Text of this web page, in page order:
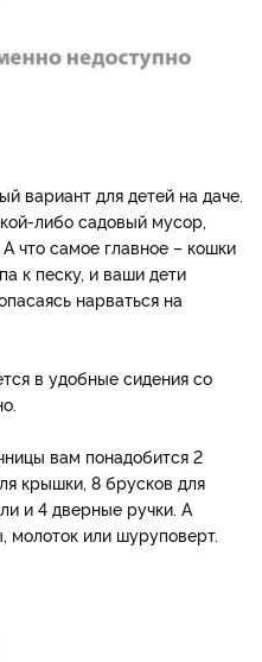
вариант для детей на даче.
либо садовый мусор,
что самое главное – кошки
к песку, и ваши дети
нарваться на
в удобные сидения со
вам понадобится 2
крышки, 8 брусков для
и 4 дверные ручки. А
молоток или шуруповерт.